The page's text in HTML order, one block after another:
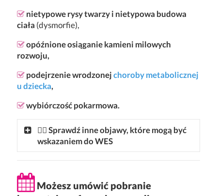
nietypowe rysy twarzy i nietypowa budowa
ciała (dysmorfie),
opóźnione osiąganie kamieni milowych
rozwoju,
podejrzenie wrodzonejchoroby metabolicznej
u dziecka,
wybiórczość pokarmowa.
👩‍⚕ Sprawdź inne objawy, które mogą być
wskazaniem do WES
Możesz umówić pobranie